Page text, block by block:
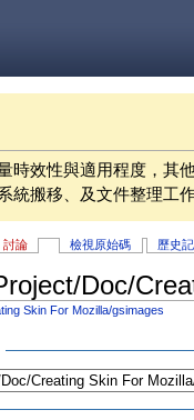
時效性與適用程度，其
統搬移、及文件整理工
討論 檢視原始碼 歷史
Doc/
Skin For Mozilla/gsimages